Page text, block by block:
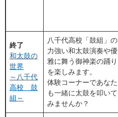
終了
和太鼓の
世界
～八千代
高校 鼓
組～
八千代高校「鼓組」の
力強い和太鼓演奏や優
雅に舞う御神楽の踊り
を楽しみます。
体験コーナーであなた
も一緒に太鼓を叩いて
みませんか？